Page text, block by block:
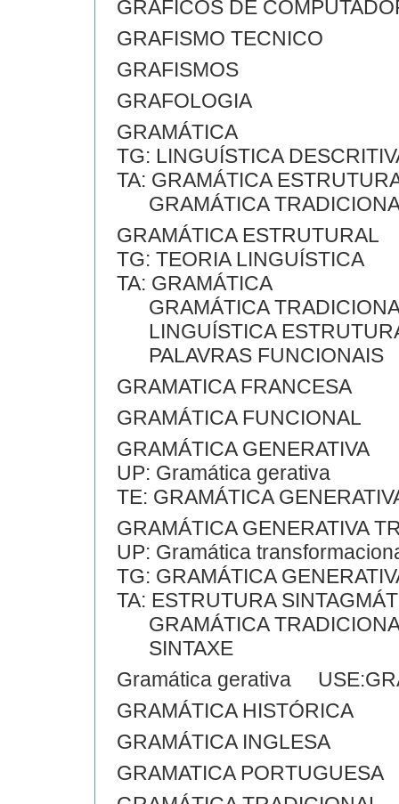
GRAFICOS DE
GRAFISMO TECNICO
GRAFISMOS
GRAFOLOGIA
GRAMÁTICA
TG: LINGUÍSTICA
TA: GRAMÁTICA
GRAMÁTICA
GRAMÁTICA ESTRUTURAL
TG: TEORIA LINGUÍSTICA
TA: GRAMÁTICA
GRAMÁTICA
LINGUÍSTICA
PALAVRAS FUNCIONAIS
GRAMATICA FRANCESA
GRAMÁTICA FUNCIONAL
GRAMÁTICA GENERATIVA
UP: Gramática gerativa
TE: GRAMÁTICA
GRAMÁTICA GENERATIVA
UP: Gramática
TG: GRAMÁTICA
TA: ESTRUTURA
GRAMÁTICA
SINTAXE
Gramática gerativa
GRAMÁTICA HISTÓRICA
GRAMÁTICA INGLESA
GRAMATICA PORTUGUESA